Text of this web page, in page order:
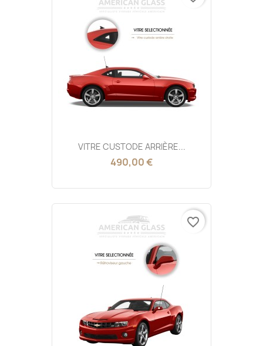
VITRE CUSTODE ARRIÈRE...
490,00 €
favorite_border